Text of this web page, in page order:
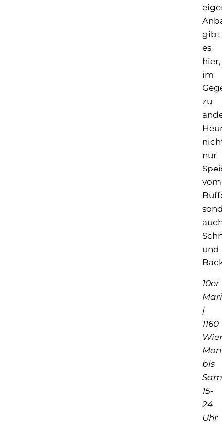
gibt
es
hier,
im
zu
nur
vom
und
10er
|
1160
bis
15-
24
Uhr